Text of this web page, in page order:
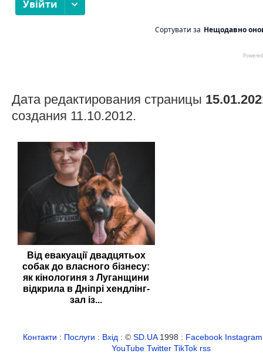
Дата редактирования страницы
создания 11.10.2012.
Від евакуації двадцятьох
собак до власного бізнесу:
як кінологиня з Луганщини
відкрила в Дніпрі хендлінг-
зал із...
Контакти : Послуги : Вхід : ©SD.UA1998 : Facebook Instagram
YouTube Twitter TikTok rss